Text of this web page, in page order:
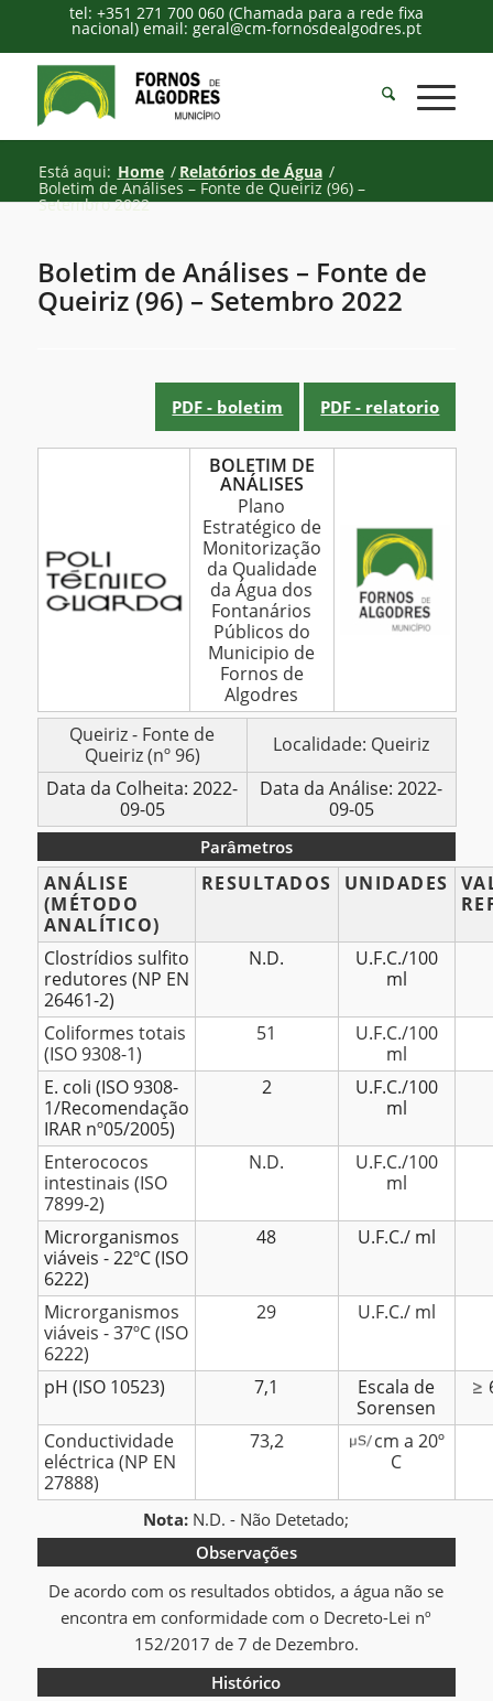
tel: +351 271 700 060 (Chamada para a rede fixa
nacional) email: geral@cm-fornosdealgodres.pt
Está aqui: Home / Relatórios de Água /
Boletim de Análises – Fonte de Queiriz (96) –
Setembro 2022
Boletim de Análises – Fonte de
Queiriz (96) – Setembro 2022
PDF - boletim PDF - relatorio
Fonte
de
Queiriz
2022
BOLETIM DE
ANÁLISES
Plano
Estratégico de
Monitorização
da Qualidade
da Água dos
Fontanários
Públicos do
Municipio de
Fornos de
Algodres
BOLETIM
ANÁLISES
Queiriz - Fonte de
Queiriz (nº 96)
Localidade: Queiriz
Data da Colheita: 2022-
09-05
Data da Análise: 2022-
09-05
Parâmetros
Parâmetros
ANÁLISE
(MÉTODO
ANALÍTICO)
RESULTADOS UNIDADES
Clostrídios sulfito
redutores (NP EN
26461-2)
N.D.
U.F.C./100
ml
Coliformes totais
(ISO 9308-1)
51
U.F.C./100
ml
E. coli (ISO 9308-
1/Recomendação
IRAR nº05/2005)
2
U.F.C./100
ml
Enterococos
intestinais (ISO
7899-2)
N.D.
U.F.C./100
ml
Microrganismos
viáveis - 22ºC (ISO
6222)
48 U.F.C./ ml
Microrganismos
viáveis - 37ºC (ISO
6222)
29 U.F.C./ ml
pH (ISO 10523) 7,1
Escala de
Sorensen
Conductividade
eléctrica (NP EN
27888)
73,2
cm a 20º
C
Nota: N.D. - Não Detetado;
Observações
De acordo com os resultados obtidos, a água não se
encontra em conformidade com o Decreto-Lei nº
152/2017 de 7 de Dezembro.
Histórico